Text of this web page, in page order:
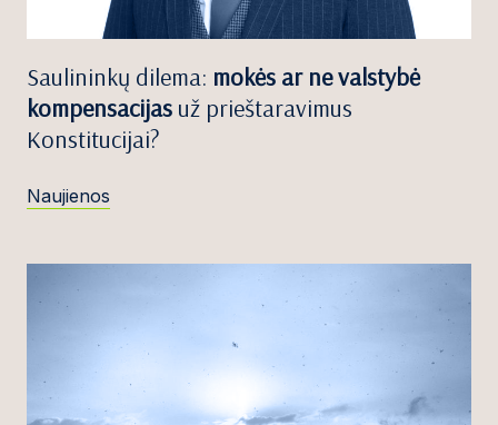
Saulininkų dilema: mokės ar ne valstybė
kompensacijas už prieštaravimus
Konstitucijai?
Naujienos